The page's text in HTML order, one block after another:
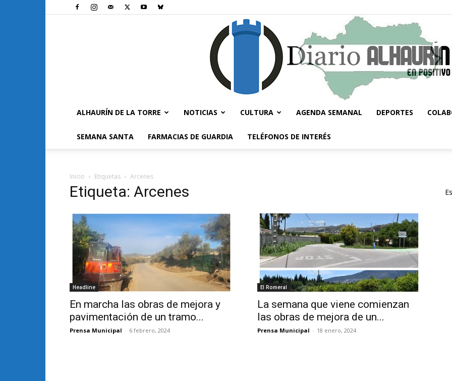
ALHAURÍN DE LA TORRE NOTICIAS CULTURA AGENDA SEMANAL DEPORTES
SEMANA SANTA FARMACIAS DE GUARDIA TELÉFONOS DE INTERÉS
Inicio Etiquetas Arcenes
Etiqueta: Arcenes
Headline
En marcha las obras de mejora y
pavimentación de un tramo...
Prensa Municipal - 6 febrero, 2024
El Romeral
La semana que viene comienzan
las obras de mejora de un...
Prensa Municipal - 18 enero, 2024